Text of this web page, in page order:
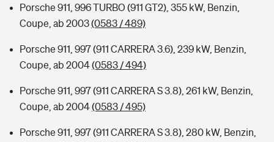
Porsche 911, 996 TURBO (911 GT2), 355 kW, Benzin,
Coupe, ab 2003(0583 / 489)
Porsche 911, 997 (911 CARRERA 3.6), 239 kW, Benzin,
Coupe, ab 2004(0583 / 494)
Porsche 911, 997 (911 CARRERA S 3.8), 261 kW, Benzin,
Coupe, ab 2004(0583 / 495)
Porsche 911, 997 (911 CARRERA S 3.8), 280 kW, Benzin,